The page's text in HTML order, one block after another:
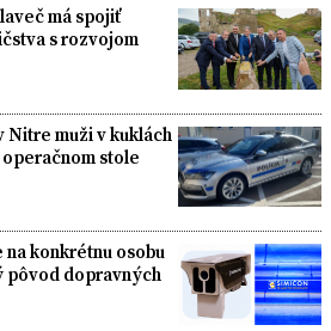
má spojiť
s rozvojom
muži v kuklách
stole
konkrétnu osobu
pôvod dopravných